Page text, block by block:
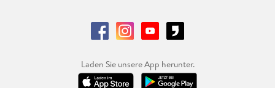
Laden Sie unsere App herunter.